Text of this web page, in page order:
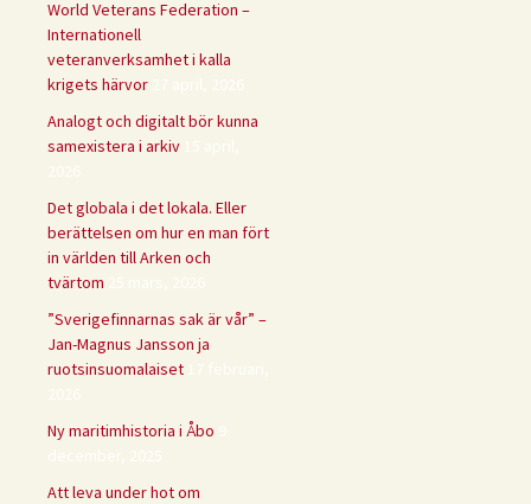
World Veterans Federation –
Internationell
veteranverksamhet i kalla
krigets härvor
27 april, 2026
Analogt och digitalt bör kunna
samexistera i arkiv 15 april,
2026
Det globala i det lokala. Eller
berättelsen om hur en man fört
in världen till Arken och
tvärtom
25 mars, 2026
”Sverigefinnarnas sak är vår” –
Jan-Magnus Jansson ja
ruotsinsuomalaiset 17 februari,
2026
Ny maritimhistoria i Åbo 9
december, 2025
Att leva under hot om